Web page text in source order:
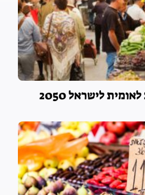
לישראל 2050